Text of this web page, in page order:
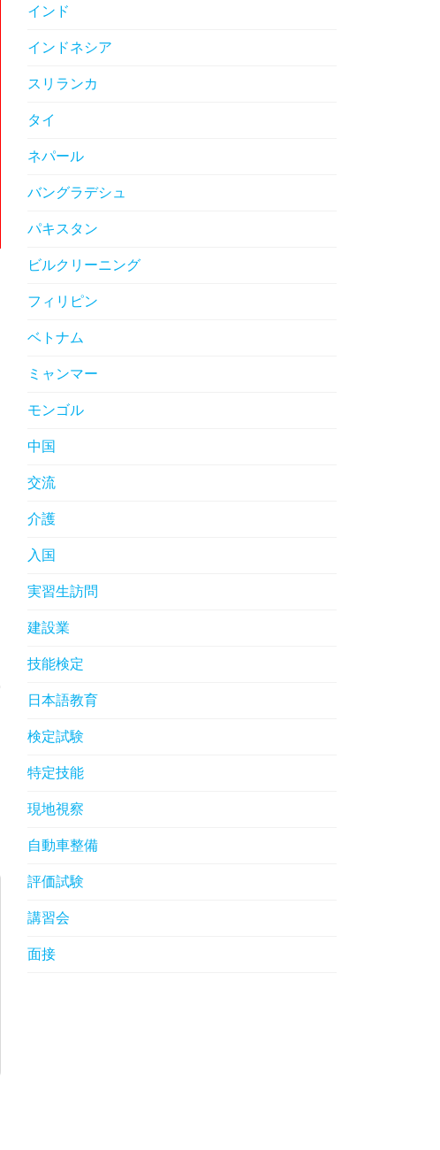
インド
インドネシア
スリランカ
タイ
ネパール
バングラデシュ
パキスタン
ビルクリーニング
フィリピン
ベトナム
ミャンマー
モンゴル
中国
交流
介護
入国
実習生訪問
建設業
技能検定
日本語教育
検定試験
特定技能
現地視察
自動車整備
評価試験
講習会
面接